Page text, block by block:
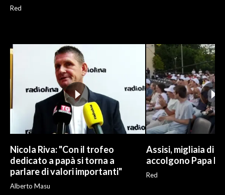
Red
Nicola Riva: "Con il trofeo
dedicato a papà si torna a
parlare di valori importanti"
Alberto Masu
Assisi, migliaia di
accolgono Papa
Red